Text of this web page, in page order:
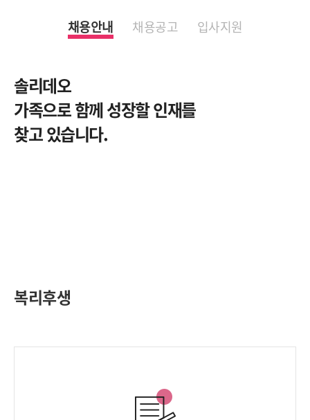
채용안내 채용공고 입사지원
솔리데오
가족으로 함께 성장할 인재를
찾고 있습니다.
복리후생